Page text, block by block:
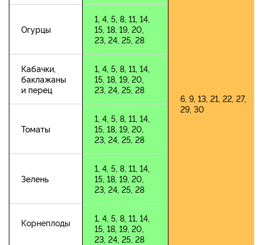
6, 9, 13, 21, 22, 27,
29, 30
Огурцы
1, 4, 5, 8, 11, 14,
15, 18, 19, 20,
23, 24, 25, 28
Кабачки,
баклажаны
и перец
1, 4, 5, 8, 11, 14,
15, 18, 19, 20,
23, 24, 25, 28
Томаты
1, 4, 5, 8, 11, 14,
15, 18, 19, 20,
23, 24, 25, 28
Зелень
1, 4, 5, 8, 11, 14,
15, 18, 19, 20,
23, 24, 25, 28
Корнеплоды
1, 4, 5, 8, 11, 14,
15, 18, 19, 20,
23, 24, 25, 28